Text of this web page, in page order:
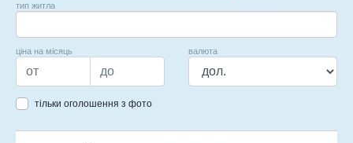
тип житла
ціна на місяць валюта
тільки оголошення з фото